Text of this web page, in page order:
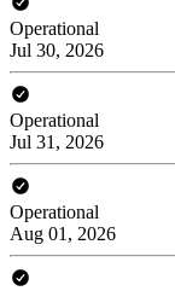
Operational
Jul 30, 2026
Operational
Jul 31, 2026
Operational
Aug 01, 2026